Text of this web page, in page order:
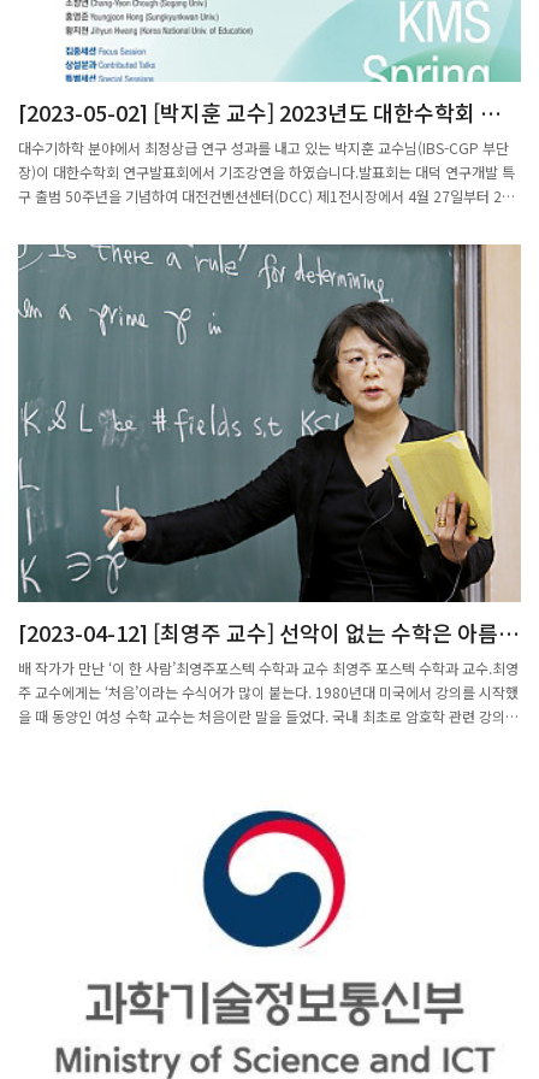
[2023-05-02] [박지훈 교수] 2023년도 대한수학회 봄
연구발표회 기조강연
대수기하학 분야에서 최정상급 연구 성과를 내고 있는 박지훈 교수님(IBS-CGP 부단
장)이 대한수학회 연구발표회에서 기조강연을 하였습니다.발표회는 대덕 연구개발 특
구 출범 50주년을 기념하여 대전컨벤션센터(DCC) 제1전시장에서 4월 27일부터 29
[2023-04-12] [최영주 교수] 선악이 없는 수학은 아름답
고 명료한 존재죠
배 작가가 만난 ‘이 한 사람’최영주포스텍 수학과 교수 최영주 포스텍 수학과 교수.최영
주 교수에게는 ‘처음’이라는 수식어가 많이 붙는다. 1980년대 미국에서 강의를 시작했
을 때 동양인 여성 수학 교수는 처음이란 말을 들었다. 국내 최초로 암호학 관련 강의를
를 쓰고 있는 셈이다.최영주 교수와의 약속은 최적치를 구하는 방식으로 이뤄졌다. 이
른 봄에 연락이 닿아, 꽃 피는 캠퍼스에서, 4월 초로, 다시 모일로 수렴됐다. 약속 시간
은 분 단위였다. 숫자 하나도 허투루 쓰지 않는 수학자려니 했다. 해외 수학자들과의 화
상회의와 학과 세미나 사이, 포스텍 교수식당에서 최영주 교수와 나눈 대화를 정리했
다.순수수학 핵심 ‘정수론'에 매료동갑내기 남편과 미국행수의 성질 ‘보형 형식’ 연구포
스텍 부임한 1990년에국내 첫 암호학 강의 열어인고의 열매로 맺은 ‘실수 이론’‘실가
증명에 매진수학자의 삶은 애달픔의 연속풀리지 않는 문제 맞닥뜨릴땐치열한 수 싸움
의 생생한 현장죽도시장 경매장서 해답 얻기도예전으로 돌아가도 일 선택-인터뷰 전에
자료를 좀 읽었는데 외계어가 따로 없었다.△수학이 어렵게 인식되는 건 수학자들의
책임이 크다. 수학은 생활 도처에 있다. 당장 이곳에 오기 전에 들른 주차장도 수학 지